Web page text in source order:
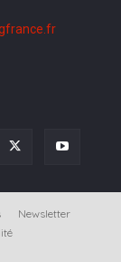
Newsletter